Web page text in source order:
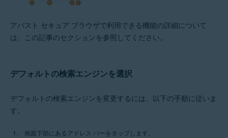
アバスト セキュア ブラウザで利用できる機能の詳細について
は、この記事のセクションを参照してください。
デフォルトの検索エンジンを選択
デフォルトの検索エンジンを変更するには、以下の手順に従いま
す。
画面下部にあるアドレス バーをタップします。